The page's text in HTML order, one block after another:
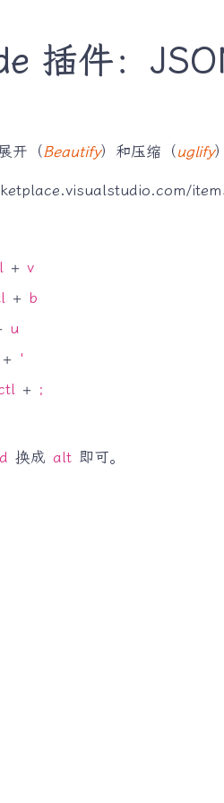
插件：
开（Beautify）和压缩（ uglify
+ v
+ b
u
+ '
+ ;
换成 alt 即可。